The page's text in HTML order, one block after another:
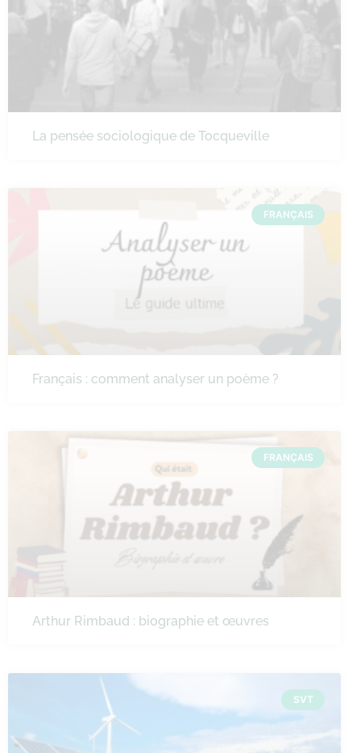
La pensée sociologique de Tocqueville
FRANÇAIS
Français : comment analyser un poème ?
FRANÇAIS
Arthur Rimbaud : biographie et œuvres
SVT